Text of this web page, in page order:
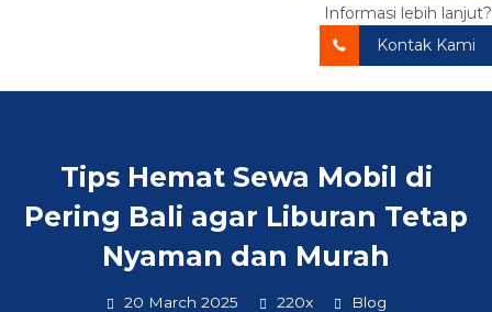
Informasi lebih lanjut?
Kontak Kami
Tips Hemat Sewa Mobil di
Pering Bali agar Liburan Tetap
Nyaman dan Murah
20 March 2025 220x Blog